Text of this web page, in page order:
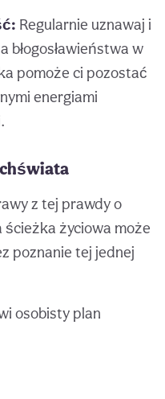
Regularnie uznawaj i
błogosławieństwa w
pomoże ci pozostać
energiami
z tej prawdy o
ścieżka życiowa może
poznanie tej jednej
osobisty plan